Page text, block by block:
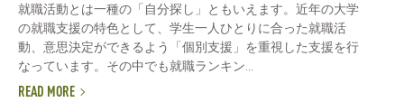
就職活動とは一種の「自分探し」ともいえます。近年の大学
の就職支援の特色として、学生一人ひとりに合った就職活
動、意思決定ができるよう「個別支援」を重視した支援を行
なっています。その中でも就職ランキン...
READ MORE